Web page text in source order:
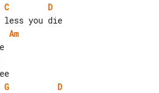
C
D
Am
G
D